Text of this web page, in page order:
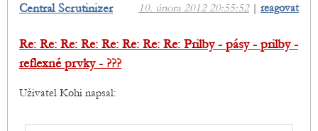
10. února 2012 20:55:52| reagovat
Central Scrutinizer
Re: Re: Re: Re: Re: Re: Re: Re: Prilby - pásy - prilby -
reflexné prvky - ???
Uživatel Kohi napsal: